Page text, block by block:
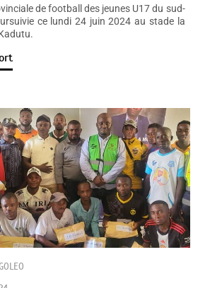
de football des jeunes U17 du sud-
ce lundi 24 juin 2024 au stade la